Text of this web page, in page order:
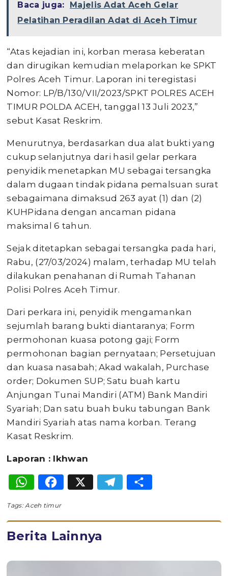
Baca juga:
Majelis Adat Aceh Gelar
Pelatihan Peradilan Adat di Aceh Timur
“Atas kejadian ini, korban merasa keberatan
dan dirugikan kemudian melaporkan ke SPKT
Polres Aceh Timur. Laporan ini teregistasi
Nomor: LP/B/130/VII/2023/SPKT POLRES ACEH
TIMUR POLDA ACEH, tanggal 13 Juli 2023,”
sebut Kasat Reskrim.
Menurutnya, berdasarkan dua alat bukti yang
cukup selanjutnya dari hasil gelar perkara
penyidik menetapkan MU sebagai tersangka
dalam dugaan tindak pidana pemalsuan surat
sebagaimana dimaksud 263 ayat (1) dan (2)
KUHPidana dengan ancaman pidana
maksimal 6 tahun.
Sejak ditetapkan sebagai tersangka pada hari,
Rabu, (27/03/2024) malam, terhadap MU telah
dilakukan penahanan di Rumah Tahanan
Polisi Polres Aceh Timur.
Dari perkara ini, penyidik mengamankan
sejumlah barang bukti diantaranya; Form
permohonan kuasa potong gaji; Form
permohonan bagian pernyataan; Persetujuan
dan kuasa nasabah; Akad wakalah, Purchase
order; Dokumen SUP; Satu buah kartu
Anjungan Tunai Mandiri (ATM) Bank Mandiri
Syariah; Dan satu buah buku tabungan Bank
Mandiri Syariah atas nama korban. Terang
Kasat Reskrim.
Laporan : Ikhwan
WhatsApp
Facebook
X Telegram
Tags:Aceh timur
Berita Lainnya